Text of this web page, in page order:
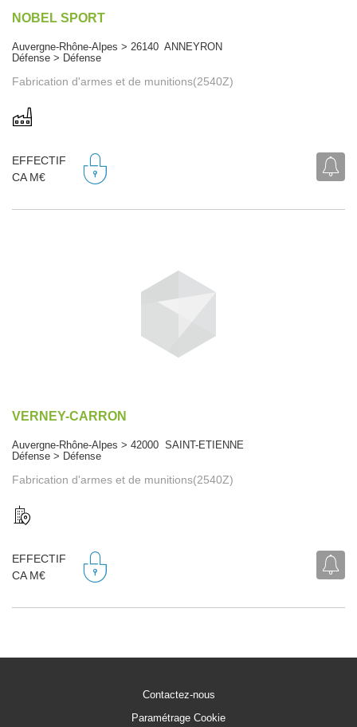
NOBEL SPORT
Auvergne-Rhône-Alpes > 26140 ANNEYRON
Défense > Défense
Fabrication d'armes et de munitions(2540Z)
EFFECTIF
CA M€
VERNEY-CARRON
Auvergne-Rhône-Alpes > 42000 SAINT-ETIENNE
Défense > Défense
Fabrication d'armes et de munitions(2540Z)
EFFECTIF
CA M€
Contactez-nous
Paramétrage Cookie